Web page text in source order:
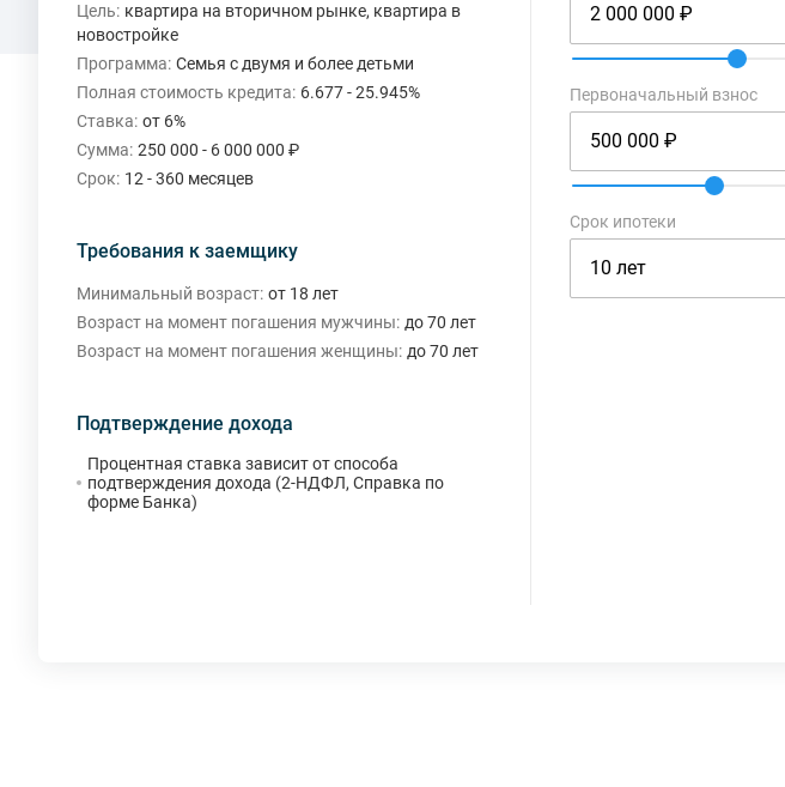
Цель: квартира на вторичном рынке, квартира в
новостройке
Программа: Семья с двумя и более детьми
Полная стоимость кредита: 6.677 - 25.945%
Ставка: от 6%
Сумма: 250 000 - 6 000 000 ₽
Срок: 12 - 360 месяцев
Требования к заемщику
Минимальный возраст: от 18 лет
Возраст на момент погашения мужчины: до 70 лет
Возраст на момент погашения женщины: до 70 лет
Подтверждение дохода
Процентная ставка зависит от способа
подтверждения дохода (2-НДФЛ, Справка по
форме Банка)
Первоначальный взнос
Срок ипотеки